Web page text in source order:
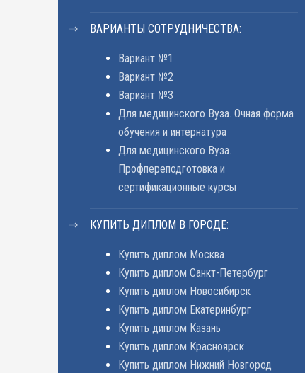
ВАРИАНТЫ СОТРУДНИЧЕСТВА:
Вариант №1
Вариант №2
Вариант №3
Для медицинского Вуза. Очная форма
обучения и интернатура
Для медицинского Вуза.
Профпереподготовка и
сертификационные курсы
КУПИТЬ ДИПЛОМ В ГОРОДЕ:
Купить диплом Москва
Купить диплом Санкт-Петербург
Купить диплом Новосибирск
Купить диплом Екатеринбург
Купить диплом Казань
Купить диплом Красноярск
Купить диплом Нижний Новгород